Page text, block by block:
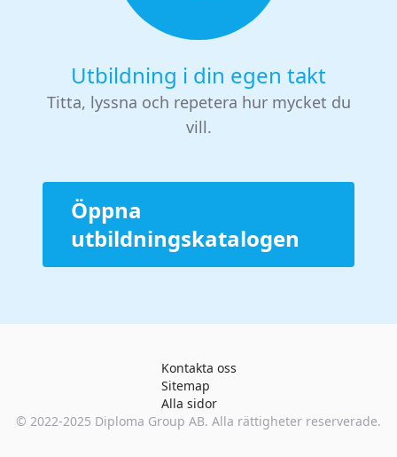
Utbildning i din egen takt
Titta, lyssna och repetera hur mycket du
vill.
Öppna
utbildningskatalogen
Kontakta oss
Sitemap
Alla sidor
© 2022-2025 Diploma Group AB. Alla rättigheter reserverade.